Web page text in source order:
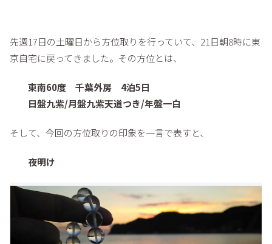
先週17日の土曜日から方位取りを行っていて、21日朝8時に東
京自宅に戻ってきました。その方位とは、
東南60度 千葉外房 4泊5日
日盤九紫/月盤九紫天道つき/年盤一白
そして、今回の方位取りの印象を一言で表すと、
夜明け